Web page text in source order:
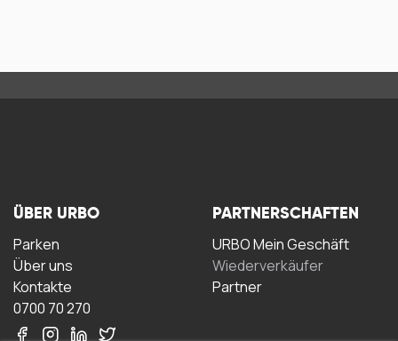
ÜBER URBO
Parken
Über uns
Kontakte
0700 70 270
PARTNERSCHAFTEN
URBO Mein Geschäft
Wiederverkäufer
Partner